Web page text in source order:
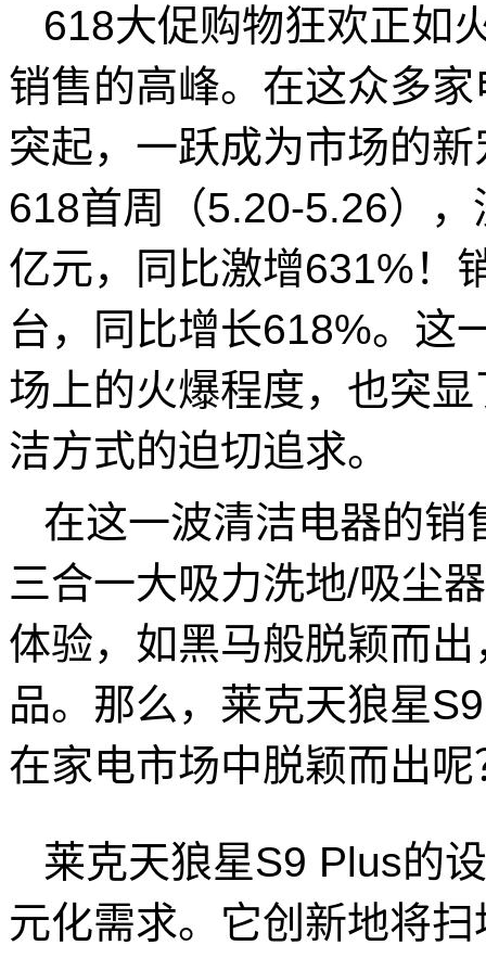
618大促购物狂欢正如
销售的高峰。在这众多
突起，一跃成为市场的
618首周（5.20-5.26）
亿元，同比激增631%！
台，同比增长618%。这
场上的火爆程度，也突
洁方式的迫切追求。
在这一波清洁电器的
三合一大吸力洗地/吸尘
体验，如黑马般脱颖而
品。那么，莱克天狼星
在家电市场中脱颖而出呢
莱克天狼星S9 Plus的
元化需求。它创新地将